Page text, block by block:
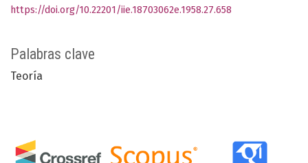
Palabras clave
Teoría
https://doi.org/10.22201/iie.18703062e.1958.27.658